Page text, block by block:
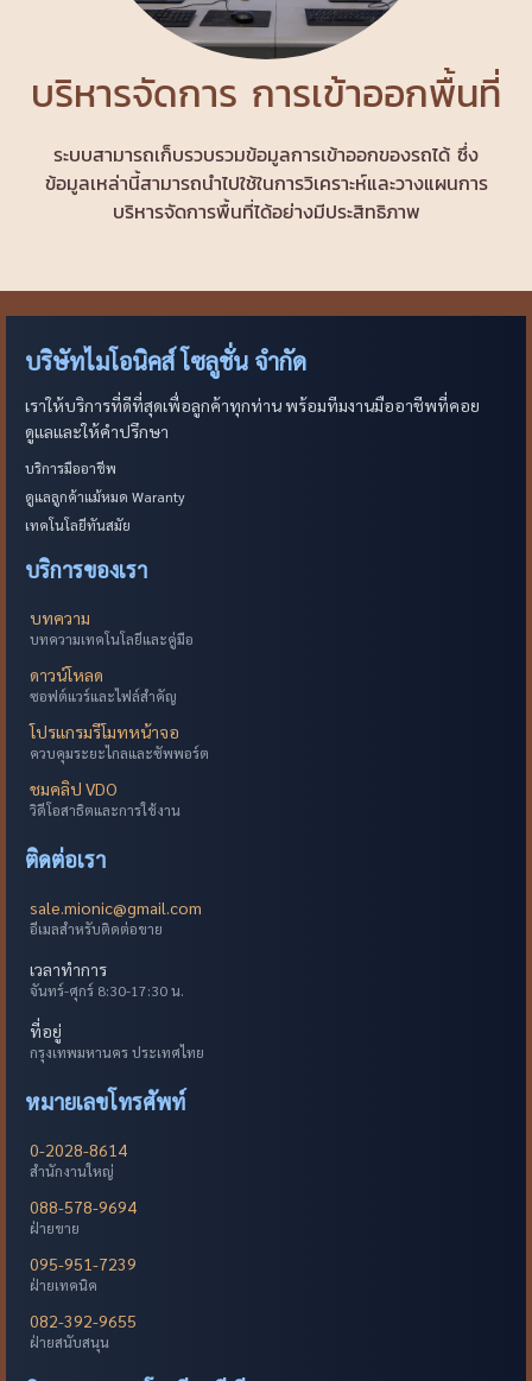
บริหารจัดการ การเข้าออกพื้นที่
ระบบสามารถเก็บรวบรวมข้อมูลการเข้าออกของรถได้ ซึ่ง
ข้อมูลเหล่านี้สามารถนำไปใช้ในการวิเคราะห์และวางแผนการ
บริหารจัดการพื้นที่ได้อย่างมีประสิทธิภาพ
บริษัทไมโอนิคส์ โซลูชั่น จำกัด
เราให้บริการที่ดีที่สุดเพื่อลูกค้าทุกท่าน พร้อมทีมงานมืออาชีพที่คอย
ดูแลและให้คำปรึกษา
บริการมืออาชีพ
ดูแลลูกค้าแม้หมด Waranty
เทคโนโลยีทันสมัย
บริการของเรา
บทความ
บทความเทคโนโลยีและคู่มือ
ดาวน์โหลด
ซอฟต์แวร์และไฟล์สำคัญ
โปรแกรมรีโมทหน้าจอ
ควบคุมระยะไกลและซัพพอร์ต
ชมคลิป VDO
วิดีโอสาธิตและการใช้งาน
ติดต่อเรา
sale.mionic@gmail.com
อีเมลสำหรับติดต่อขาย
เวลาทำการ
จันทร์-ศุกร์ 8:30-17:30 น.
ที่อยู่
กรุงเทพมหานคร ประเทศไทย
หมายเลขโทรศัพท์
0-2028-8614
สำนักงานใหญ่
088-578-9694
ฝ่ายขาย
095-951-7239
ฝ่ายเทคนิค
082-392-9655
ฝ่ายสนับสนุน